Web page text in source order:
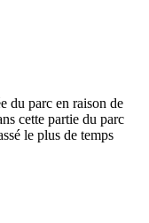
du parc en raison de
cette partie du parc
le plus de temps